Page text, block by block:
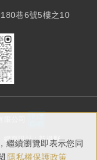
繼續瀏覽即表示您同
隱私權保護政策
巷6號5樓之10
限公司
網頁設計 : 新視野